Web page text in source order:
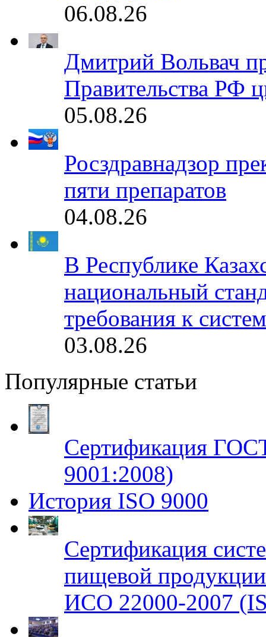
06.08.26
Дмитрий Вольвач
Правительства РФ
05.08.26
Росздравнадзор
пяти препаратов
04.08.26
В Республике
национальный
требования к
03.08.26
Популярные статьи
Сертификация
9001:2008)
История ISO 9000
Сертификация
пищевой
ИСО 22000-2007